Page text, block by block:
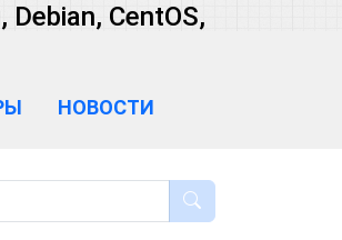
CentOS,
НОВОСТИ